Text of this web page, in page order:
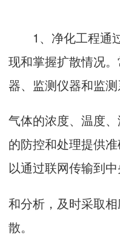
1、净化工程通
现和掌握扩散情况
器、监测仪器和监
气体的浓度、温度
的防控和处理提供
以通过联网传输到
和分析，及时采取
散。